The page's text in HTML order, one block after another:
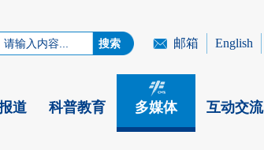
邮箱 English
道 科普教育 多媒体 互动交流